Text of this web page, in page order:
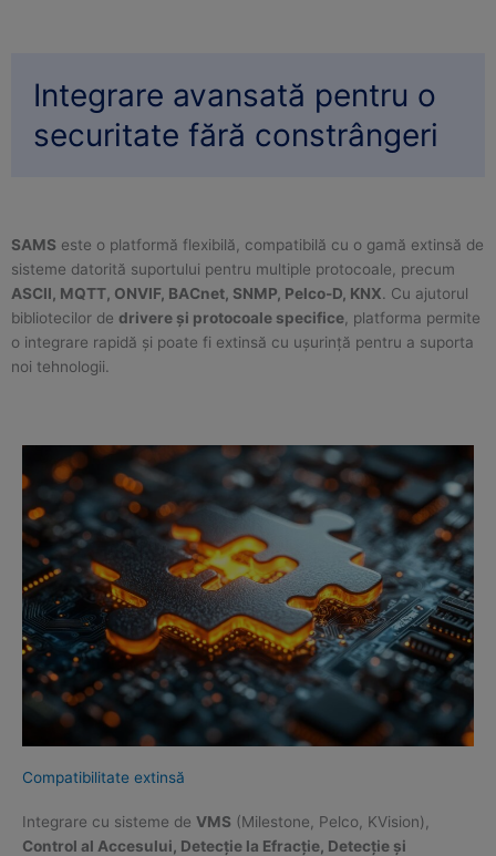
Integrare avansată pentru o
securitate fără constrângeri
SAMS este o platformă flexibilă, compatibilă cu o gamă extinsă de
sisteme datorită suportului pentru multiple protocoale, precum
ASCII, MQTT, ONVIF, BACnet, SNMP, Pelco-D, KNX. Cu ajutorul
bibliotecilor de drivere și protocoale specifice , platforma permite
o integrare rapidă și poate fi extinsă cu ușurință pentru a suporta
noi tehnologii.
Compatibilitate extinsă
Integrare cu sisteme de VMS (Milestone, Pelco, KVision),
Control al Accesului, Detecție la Efracție, Detecție și